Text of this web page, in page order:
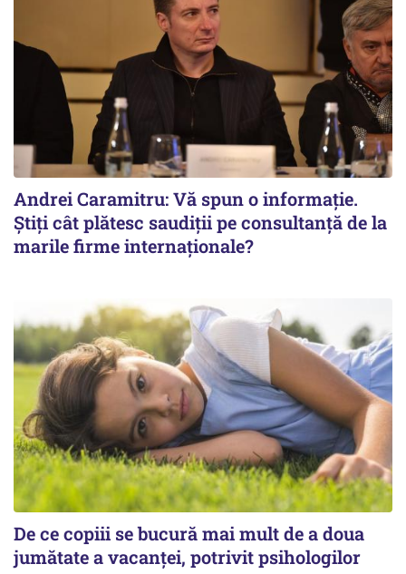
Andrei Caramitru: Vă spun o informație.
Știți cât plătesc saudiții pe consultanță de la
marile firme internaționale?
De ce copiii se bucură mai mult de a doua
jumătate a vacanței, potrivit psihologilor